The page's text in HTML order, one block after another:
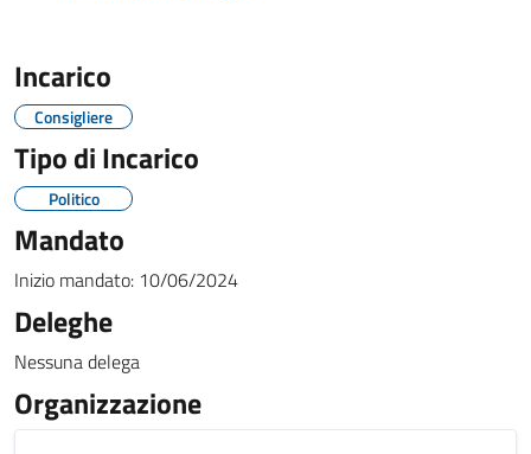
Incarico
Consigliere
Tipo di Incarico
Politico
Mandato
Inizio mandato: 10/06/2024
Deleghe
Nessuna delega
Organizzazione